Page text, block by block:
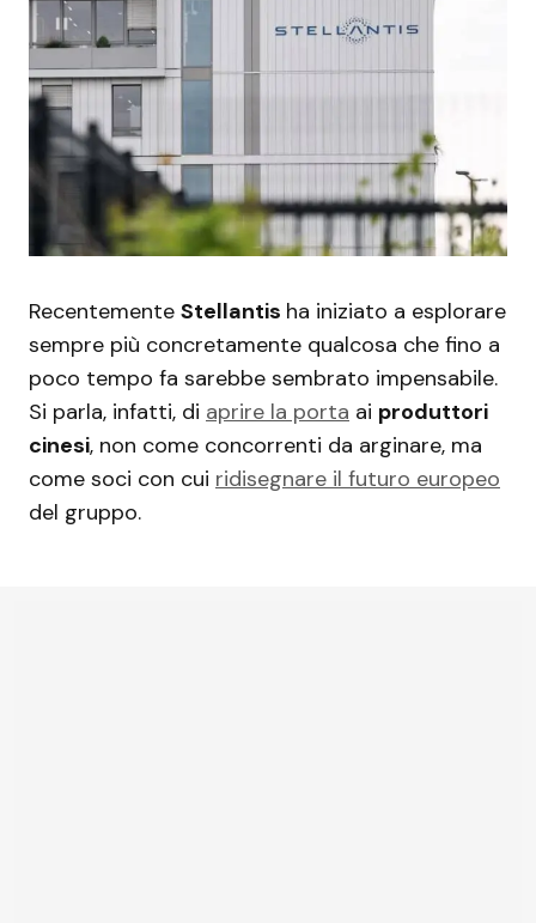
Recentemente Stellantis ha iniziato a esplorare
sempre più concretamente qualcosa che fino a
poco tempo fa sarebbe sembrato impensabile.
Si parla, infatti, di aprire la porta ai produttori
cinesi, non come concorrenti da arginare, ma
come soci con cui ridisegnare il futuro europeo
del gruppo.